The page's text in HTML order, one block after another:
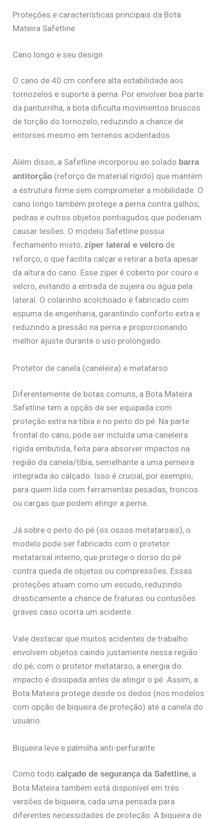
Proteções e características principais da Bota
Mateira Safetline
Cano longo e seu design
O cano de 40 cm confere alta estabilidade aos
tornozelos e suporte à perna. Por envolver boa parte
da panturrilha, a bota dificulta movimentos bruscos
de torção do tornozelo, reduzindo a chance de
entorses mesmo em terrenos acidentados.
Além disso, a Safetline incorporou ao solado barra
antitorção (reforço de material rígido) que mantém
a estrutura firme sem comprometer a mobilidade. O
cano longo também protege a perna contra galhos,
pedras e outros objetos pontiagudos que poderiam
causar lesões. O modelo Safetline possui
fechamento misto,zíper lateral e velcro de
reforço, o que facilita calçar e retirar a bota apesar
da altura do cano. Esse zíper é coberto por couro e
velcro, evitando a entrada de sujeira ou água pela
lateral. O colarinho acolchoado é fabricado com
espuma de engenharia, garantindo conforto extra e
reduzindo a pressão na perna e proporcionando
melhor ajuste durante o uso prolongado.
Protetor de canela (caneleira) e metatarso
Diferentemente de botas comuns, a Bota Mateira
Safetline tem a opção de ser equipada com
proteção extra na tíbia e no peito do pé. Na parte
frontal do cano, pode ser incluída uma caneleira
rígida embutida, feita para absorver impactos na
região da canela/tíbia, semelhante a uma perneira
integrada ao calçado. Isso é crucial, por exemplo,
para quem lida com ferramentas pesadas, troncos
ou cargas que podem atingir a perna.
Já sobre o peito do pé (os ossos metatarsais), o
modelo pode ser fabricado com o protetor
metatarsal interno, que protege o dorso do pé
contra queda de objetos ou compressões. Essas
proteções atuam como um escudo, reduzindo
drasticamente a chance de fraturas ou contusões
graves caso ocorra um acidente.
Vale destacar que muitos acidentes de trabalho
envolvem objetos caindo justamente nessa região
do pé; com o protetor metatarso, a energia do
impacto é dissipada antes de atingir o pé. Assim, a
Bota Mateira protege desde os dedos (nos modelos
com opção de biqueira de proteção) até a canela do
usuário.
Biqueira leve e palmilha anti-perfurante
Como todocalçado de segurança da Safetline, a
Bota Mateira também está disponível em três
versões de biqueira, cada uma pensada para
diferentes necessidades de proteção. A biqueira de